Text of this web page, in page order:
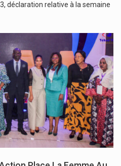
déclaration relative à la semaine